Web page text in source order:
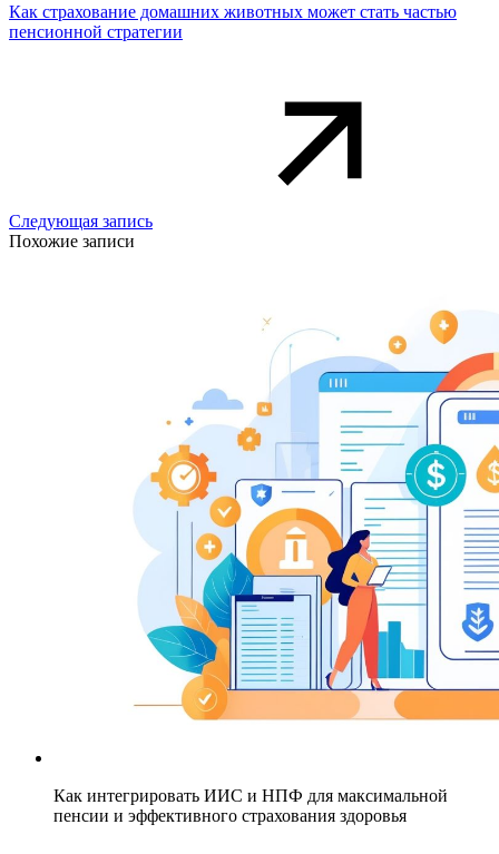
Как страхование домашних животных может стать частью
пенсионной стратегии
Следующая запись
Похожие записи
Как интегрировать ИИС и НПФ для максимальной
пенсии и эффективного страхования здоровья